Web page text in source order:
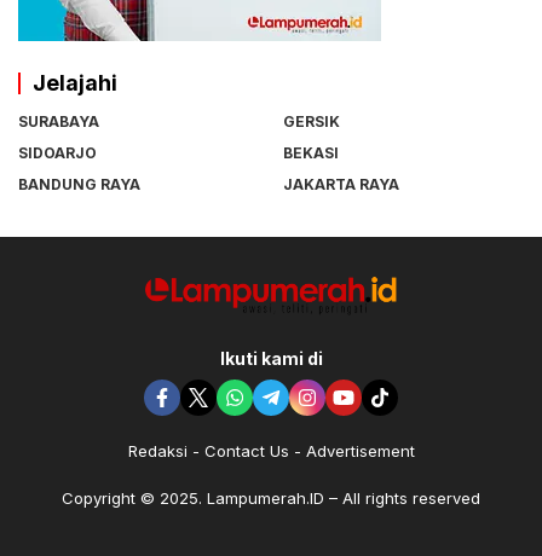
Jelajahi
SURABAYA
GERSIK
SIDOARJO
BEKASI
BANDUNG RAYA
JAKARTA RAYA
Ikuti kami di
Redaksi Contact Us Advertisement
Copyright © 2025. Lampumerah.ID – All rights reserved